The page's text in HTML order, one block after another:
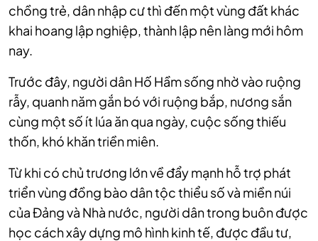
chồng trẻ, dân nhập cư thì đến một vùng đất khác
khai hoang lập nghiệp, thành lập nên làng mới hôm
nay.
Trước đây, người dân Hố Hầm sống nhờ vào ruộng
rẫy, quanh năm gắn bó với ruộng bắp, nương sắn
cùng một số ít lúa ăn qua ngày, cuộc sống thiếu
thốn, khó khăn triền miên.
Từ khi có chủ trương lớn về đẩy mạnh hỗ trợ phát
triển vùng đồng bào dân tộc thiểu số và miền núi
của Đảng và Nhà nước, người dân trong buôn được
học cách xây dựng mô hình kinh tế, được đầu tư,